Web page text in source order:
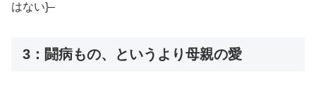
はない}–
3：闘病もの、というより母親の愛